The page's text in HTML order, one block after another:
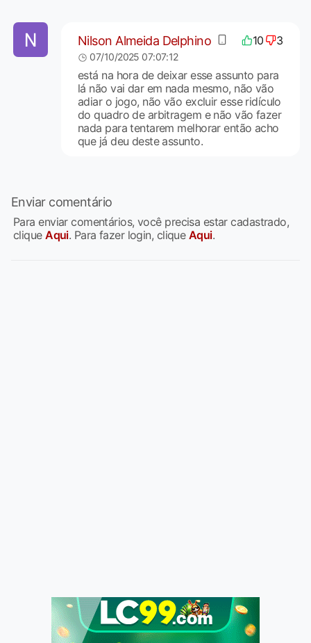
Nilson Almeida Delphino 10 3
07/10/2025 07:07:12
está na hora de deixar esse assunto para
lá não vai dar em nada mesmo, não vão
adiar o jogo, não vão excluir esse ridículo
do quadro de arbitragem e não vão fazer
nada para tentarem melhorar então acho
que já deu deste assunto.
Enviar comentário
Para enviar comentários, você precisa estar cadastrado,
cliqueAqui. Para fazer login, clique Aqui.